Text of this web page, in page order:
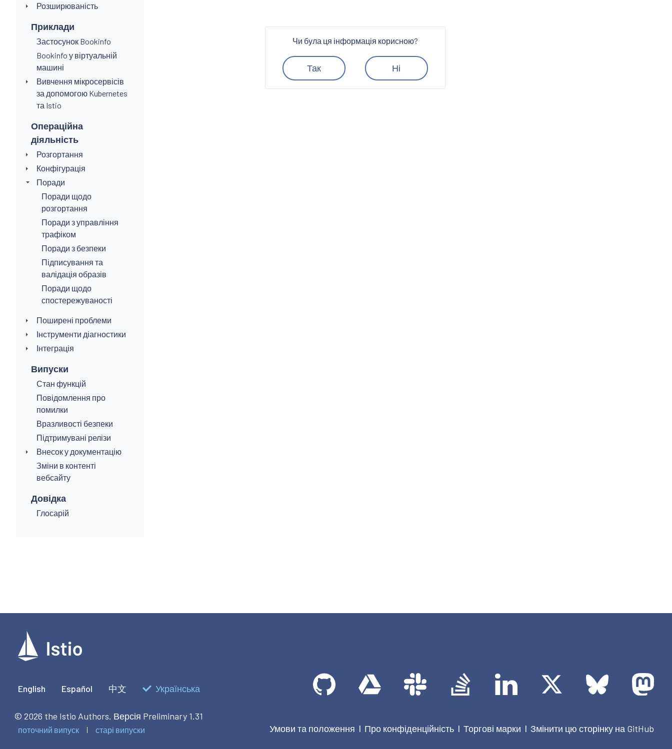
Розширюваність
Приклади
Застосунок Bookinfo
Bookinfo у віртуальній
машині
Вивчення мікросервісів
за допомогою Kubernetes
та Istio
Операційна
діяльність
Розгортання
Конфігурація
Поради
Поради щодо
розгортання
Поради з управління
трафіком
Поради з безпеки
Підписування та
валідація образів
Поради щодо
спостережуваності
Поширені проблеми
Інструменти діагностики
Інтеграція
Випуски
Стан функцій
Повідомлення про
помилки
Вразливості безпеки
Підтримувані релізи
Внесок у документацію
Зміни в контенті
вебсайту
Довідка
Глосарій
Чи була ця інформація корисною?
Так Ні
English Español 中文 Українська
Умови та положення | Про конфіденційність | Торгові марки | Змінити цю сторінку на GitHub
© 2026 the Istio Authors. Версія Preliminary 1.31
поточний випуск старі випуски